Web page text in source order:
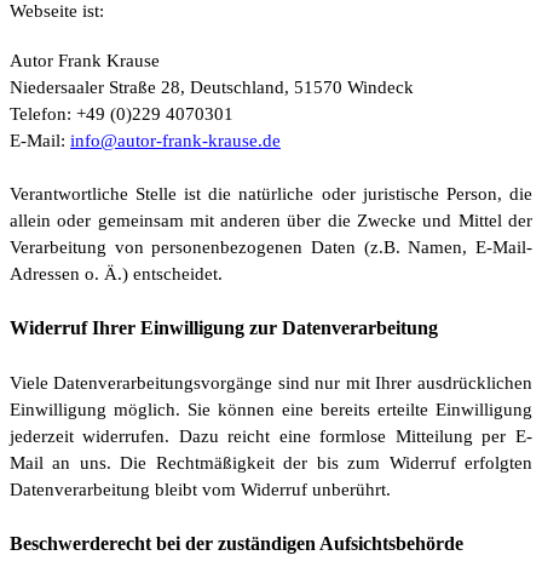
Webseite ist:
Autor Frank Krause
Niedersaaler Straße 28, Deutschland, 51570 Windeck
Telefon: +49 (0)229 4070301
E-Mail: info@autor-frank-krause.de
Verantwortliche Stelle ist die natürliche oder juristische Person, die
allein oder gemeinsam mit anderen über die Zwecke und Mittel der
Verarbeitung von personenbezogenen Daten (z.B. Namen, E-Mail-
Adressen o. Ä.) entscheidet.
Widerruf Ihrer Einwilligung zur Datenverarbeitung
Viele Datenverarbeitungsvorgänge sind nur mit Ihrer ausdrücklichen
Einwilligung möglich. Sie können eine bereits erteilte Einwilligung
jederzeit widerrufen. Dazu reicht eine formlose Mitteilung per E-
Mail an uns. Die Rechtmäßigkeit der bis zum Widerruf erfolgten
Datenverarbeitung bleibt vom Widerruf unberührt.
Beschwerderecht bei der zuständigen Aufsichtsbehörde